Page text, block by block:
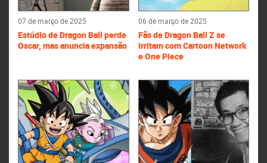
07 de março de 2025
Estúdio de Dragon Ball perde
Oscar, mas anuncia expansão
06 de março de 2025
Fãs de Dragon Ball Z se
irritam com Cartoon Network
e One Piece